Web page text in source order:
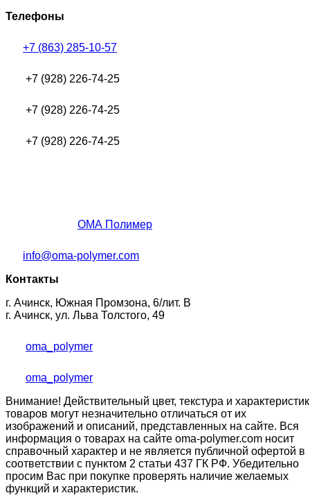
Телефоны
+7 (863) 285-10-57
+7 (928) 226-74-25
+7 (928) 226-74-25
+7 (928) 226-74-25
ОМА Полимер
info@oma-polymer.com
Контакты
г. Ачинск, Южная Промзона, 6/лит. В
г. Ачинск, ул. Льва Толстого, 49
oma_polymer
oma_polymer
Внимание! Действительный цвет, текстура и
товаров могут незначительно отличаться от их
изображений и описаний, представленных на сайте. Вся
информация о товарах на сайте oma-polymer.com носит
справочный характер и не является публичной офертой в
соответствии с пунктом 2 статьи 437 ГК РФ. Убедительно
просим Вас при покупке проверять наличие желаемых
функций и характеристик.